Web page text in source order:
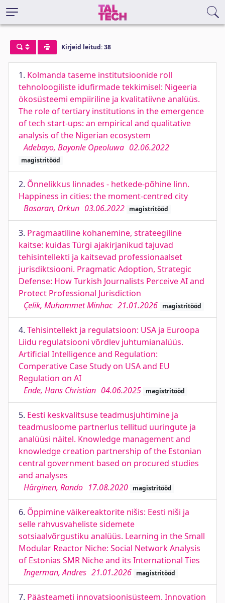
Kirjeid leitud: 38
1. Kolmanda taseme institutsioonide roll
tehnoloogiliste idufirmade tekkimisel: Nigeeria
ökosüsteemi empiiriline ja kvalitatiivne analüüs.
The role of tertiary institutions in the emergence
of tech start-ups: an empirical and qualitative
analysis of the Nigerian ecosystem
Adebayo, Bayonle Opeoluwa 02.06.2022
magistritööd
2. Õnnelikkus linnades - hetkede-põhine linn.
Happiness in cities: the moment-centred city
Basaran, Orkun 03.06.2022 magistritööd
3. Pragmaatiline kohanemine, strateegiline
kaitse: kuidas Türgi ajakirjanikud tajuvad
tehisintellekti ja kaitsevad professionaalset
jurisdiktsiooni. Pragmatic Adoption, Strategic
Defense: How Turkish Journalists Perceive AI and
Protect Professional Jurisdiction
Çelik, Muhammet Minhac 21.01.2026 magistritööd
4. Tehisintellekt ja regulatsioon: USA ja Euroopa
Liidu regulatsiooni võrdlev juhtumianalüüs.
Artificial Intelligence and Regulation:
Comperative Case Study on USA and EU
Regulation on AI
Ende, Hans Christian 04.06.2025 magistritööd
5. Eesti keskvalitsuse teadmusjuhtimine ja
teadmusloome partnerlus tellitud uuringute ja
analüüsi näitel. Knowledge management and
knowledge creation partnership of the Estonian
central government based on procured studies
and analyses
Härginen, Rando 17.08.2020 magistritööd
6. Õppimine väikereaktorite nišis: Eesti niši ja
selle rahvusvaheliste sidemete
sotsiaalvõrgustiku analüüs. Learning in the Small
Modular Reactor Niche: Social Network Analysis
of Estonias SMR Niche and its International Ties
Ingerman, Andres 21.01.2026 magistritööd
7. Päästeameti innovatsioonisüsteem. Innovation